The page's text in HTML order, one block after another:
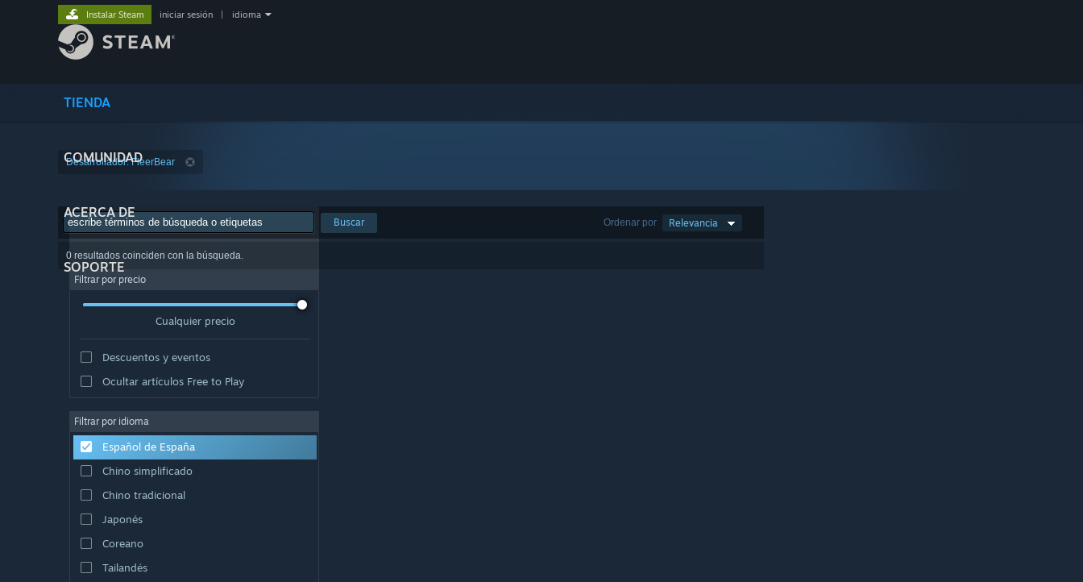
TIENDA
COMUNIDAD
ACERCA DE
SOPORTE
Instalar Steam iniciar sesión idioma
Desarrollador: FleerBear
Ordenar por Relevancia
Buscar
0 resultados coinciden con la búsqueda.
Filtrar por precio
Cualquier precio
Descuentos y eventos
Ocultar artículos Free to Play
Filtrar por idioma
Español de España
Chino simplificado
Chino tradicional
Japonés
Coreano
Tailandés